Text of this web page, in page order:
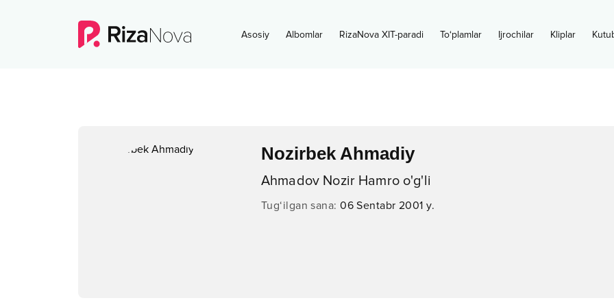
Asosiy Albomlar RizaNova XIT-paradi To‘plamlar Ijrochilar Kliplar
Nozirbek Ahmadiy
Ahmadov Nozir Hamro o'g'li
Tug‘ilgan sana:06 Sentabr 2001 y.